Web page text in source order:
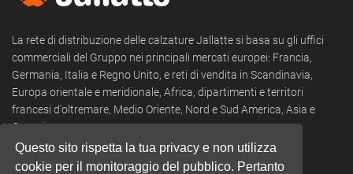
Questo sito rispetta la tua privacy e non utilizza
cookie per il monitoraggio del pubblico. Pertanto
La rete di distribuzione delle calzature Jallatte si basa su gli uffici
commerciali del Gruppo nei principali mercati europei: Francia,
Germania, Italia e Regno Unito, e reti di vendita in Scandinavia,
Europa orientale e meridionale, Africa, dipartimenti e territori
francesi d'oltremare, Medio Oriente, Nord e Sud America, Asia e
Oceania.
+39 0322 53 94 50